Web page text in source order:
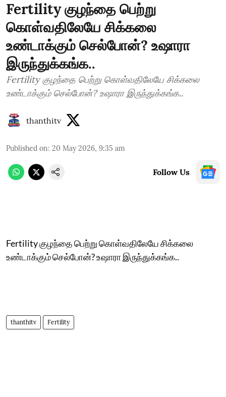
Fertility குழந்தை பெற்று
கொள்வதிலேயே சிக்கலை
உண்டாக்கும் செல்போன்? உஷாரா
இருந்துக்கங்க..
Fertility குழந்தை பெற்று கொள்வதிலேயே சிக்கலை
உண்டாக்கும் செல்போன்? உஷாரா இருந்துக்கங்க..
thanthitv
Published on: 20 May 2026, 9:35 am
Follow Us
Fertility குழந்தை பெற்று கொள்வதிலேயே சிக்கலை
உண்டாக்கும் செல்போன்? உஷாரா இருந்துக்கங்க..
thanthitv Fertility